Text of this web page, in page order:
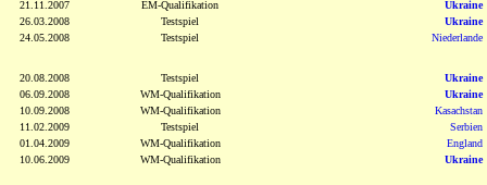
21.11.2007
EM-Qualifikation
Ukraine
26.03.2008
Testspiel
Ukraine
24.05.2008
Testspiel Niederlande
20.08.2008 Testspiel
Ukraine
06.09.2008
WM-Qualifikation
Ukraine
10.09.2008
WM-Qualifikation
Kasachstan
11.02.2009
Testspiel
Serbien
01.04.2009
WM-Qualifikation
England
10.06.2009
WM-Qualifikation Ukraine